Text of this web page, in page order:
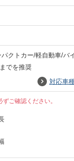
クトカー/軽自動車/バ
でを推奨
対応車
ご確認ください。